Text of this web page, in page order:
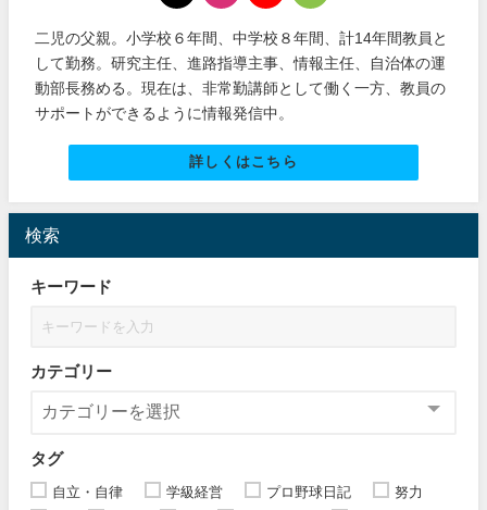
二児の父親。小学校６年間、中学校８年間、計14年間教員と
して勤務。研究主任、進路指導主事、情報主任、自治体の運
動部長務める。現在は、非常勤講師として働く一方、教員の
サポートができるように情報発信中。
詳しくはこちら
検索
キーワード
カテゴリー
タグ
自立・自律 学級経営 プロ野球日記
努力